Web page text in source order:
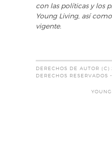
con las políticas y los
Young Living, así
vigente.
DERECHOS DE AUTOR (C)
DERECHOS RESERVADOS